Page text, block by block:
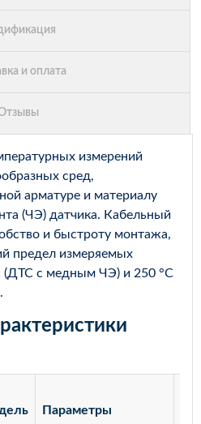
измерений
сред,
арматуре и материалу
(ЧЭ) датчика. Кабельный
и быстроту монтажа,
предел измеряемых
(ДТС с медным ЧЭ) и 250 °С
Параметры